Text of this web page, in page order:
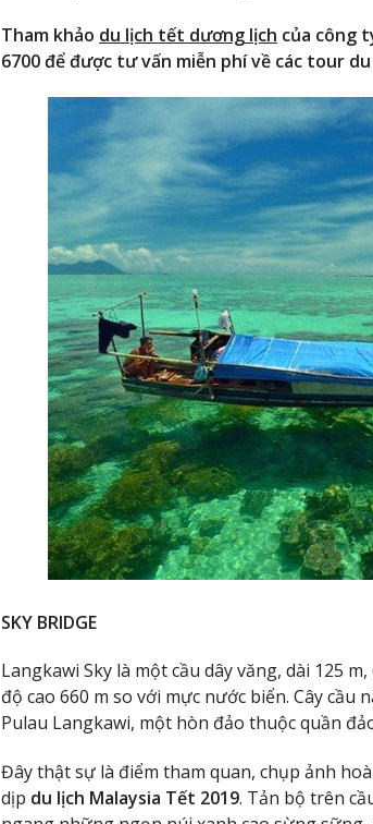
Tham khảo du lịch tết dương lịch của công
6700 để được tư vấn miễn phí về các tour
SKY BRIDGE
Langkawi Sky là một cầu dây văng, dài 125
độ cao 660 m so với mực nước biển. Cây
Pulau Langkawi, một hòn đảo thuộc quần
Đây thật sự là điểm tham quan, chụp ảnh
dịp du lịch Malaysia Tết 2019. Tản bộ trên